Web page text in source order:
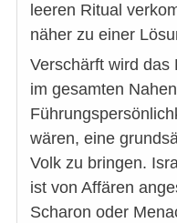
leeren Ritual
näher zu einer
Verschärft wird das
im gesamten
wären, eine
Volk zu bringen.
ist von Affären
Scharon oder